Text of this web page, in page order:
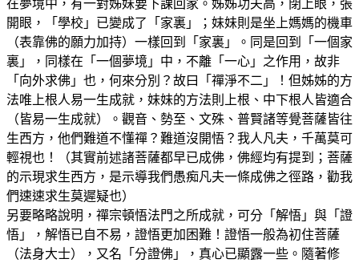
在夢境中，有一對姊妹要下課回家。姊姊功夫高，閉上眼，張
開眼，「學校」已變成了「家裏」；妹妹則是坐上媽媽的機車
（表靠佛的願力加持）一樣回到「家裏」。同是回到「一個家
裏」，同樣在「一個夢境」中，不離「一心」之作用，故非
「向外求佛」也，何來分別？故曰「禪淨不二」！但姊姊的方
法唯上根人易一生成就，妹妹的方法則上根、中下根人皆適合
（皆易一生成就）。觀音、勢至、文殊、普賢諸等覺菩薩皆往
生西方，他們難道不懂禪？難道沒開悟？我人凡夫，千萬莫可
輕視也！（其實前述諸菩薩都早已成佛，佛經均有提到；菩薩
的示現求生西方，是示導我們愚痴凡夫一條成佛之徑路，勸我
們速速求生莫遲疑也）
另要略略說明，禪宗頓悟法門之所成就，可分「解悟」與「證
悟」，解悟已自不易，證悟更加困難！證悟一般為初住菩薩
（法身大士），又名「分證佛」，真心已顯露一些。隨著修